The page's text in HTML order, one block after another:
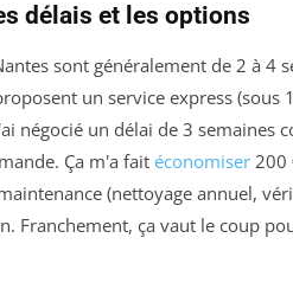
délais et les options
sont généralement de 2 à 4
un service express (sous
négocié un délai de 3 semaines
Ça m'a fait économiser 200
(nettoyage annuel,
Franchement, ça vaut le coup